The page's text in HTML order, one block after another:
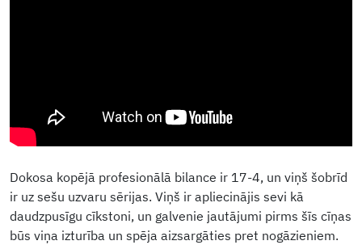
Dokosa kopējā profesionālā bilance ir 17-4, un viņš šobrīd
ir uz sešu uzvaru sērijas. Viņš ir apliecinājis sevi kā
daudzpusīgu cīkstoni, un galvenie jautājumi pirms šīs cīņas
būs viņa izturība un spēja aizsargāties pret nogāzieniem.